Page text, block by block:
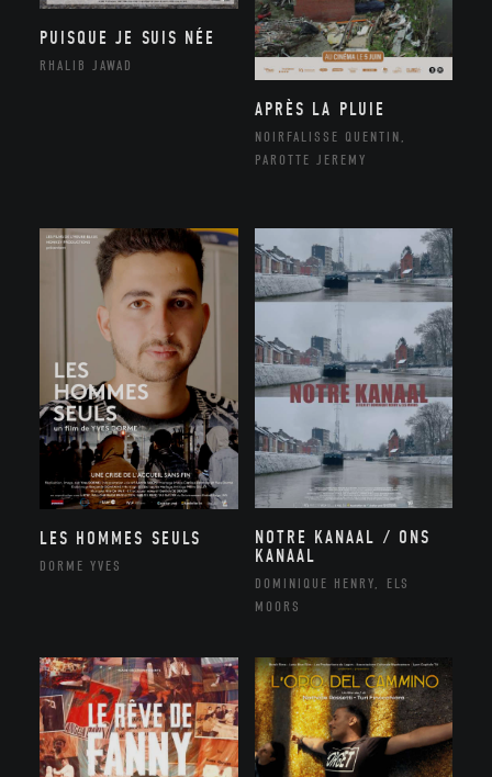
PUISQUE JE SUIS NÉE
RHALIB JAWAD
APRÈS LA PLUIE
NOIRFALISSE QUENTIN,
PAROTTE JEREMY
LES HOMMES SEULS
DORME YVES
NOTRE KANAAL / ONS
KANAAL
DOMINIQUE HENRY, ELS
MOORS